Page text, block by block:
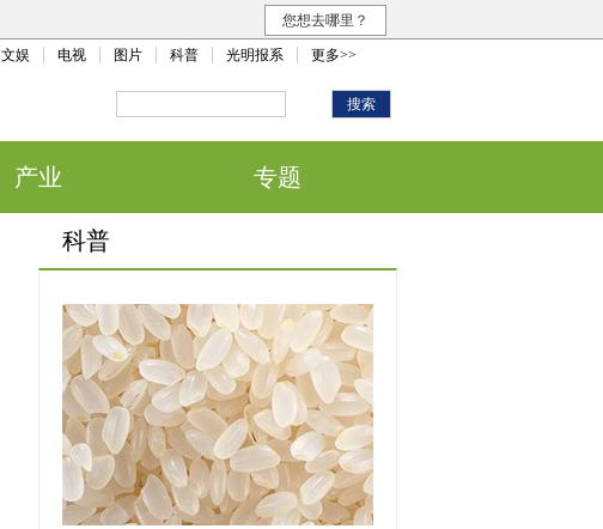
您想去哪里？
文娱 电视 图片 科普 光明报系 更多>>
产业 专题
科普